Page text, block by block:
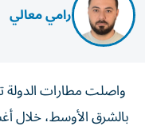
رامي معالي
واصلت مطارات الدولة